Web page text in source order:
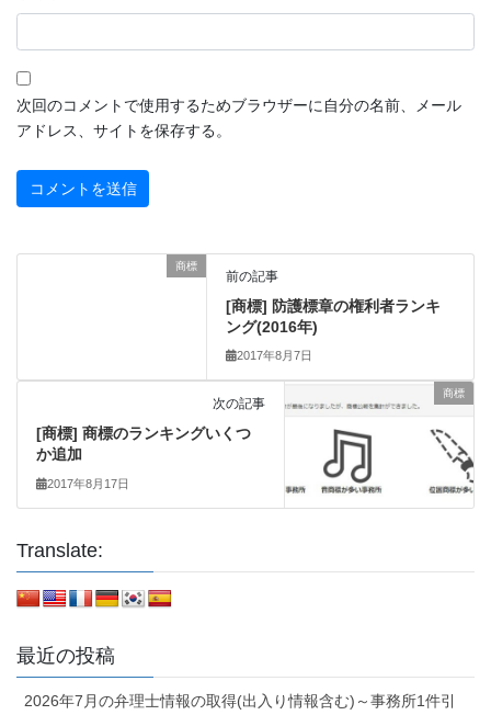
次回のコメントで使用するためブラウザーに自分の名前、メール
アドレス、サイトを保存する。
商標
前の記事
[商標] 防護標章の権利者ランキ
ング(2016年)
2017年8月7日
商標
次の記事
[商標] 商標のランキングいくつ
か追加
2017年8月17日
Translate:
最近の投稿
2026年7月の弁理士情報の取得(出入り情報含む)～事務所1件引